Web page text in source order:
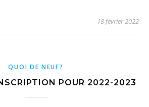
18 février 2022
QUOI DE NEUF?
POUR 2022-2023